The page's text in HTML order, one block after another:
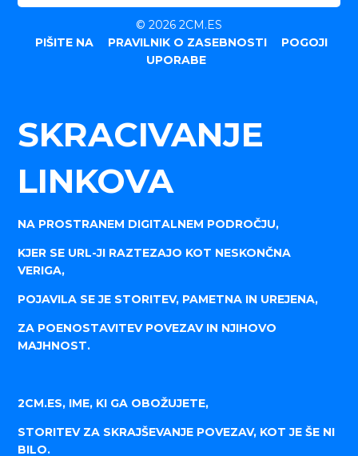
© 2026 2CM.ES
PIŠITE NA
PRAVILNIK O ZASEBNOSTI
POGOJI
UPORABE
SKRACIVANJE
LINKOVA
NA PROSTRANEM DIGITALNEM PODROČJU,
KJER SE URL-JI RAZTEZAJO KOT NESKONČNA
VERIGA,
POJAVILA SE JE STORITEV, PAMETNA IN UREJENA,
ZA POENOSTAVITEV POVEZAV IN NJIHOVO
MAJHNOST.
2CM.ES, IME, KI GA OBOŽUJETE,
STORITEV ZA SKRAJŠEVANJE POVEZAV, KOT JE ŠE NI
BILO.